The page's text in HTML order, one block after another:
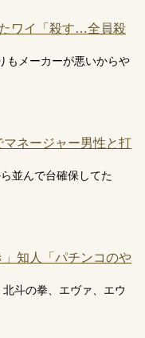
ワイ「殺す…全員殺
もメーカーが悪いからや
ネージャー男性と打
並んで台確保してた
知人「パチンコのや
斗の拳、エヴァ、エウ